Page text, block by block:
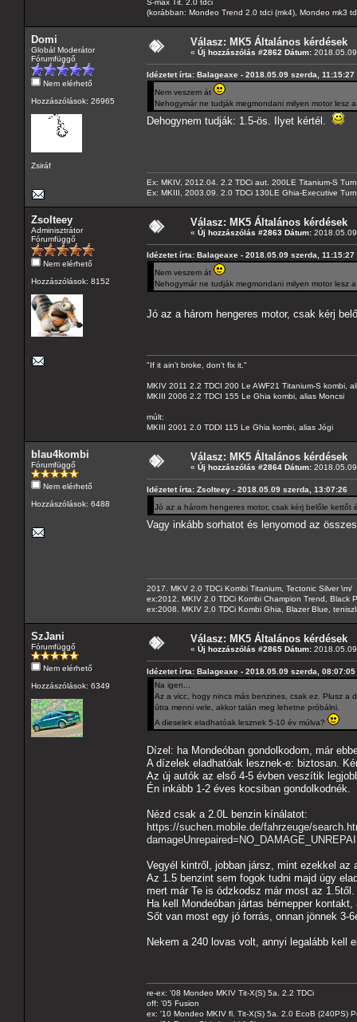
S-max Tit. 2.0 tdci
(korábban: Mondeo Trend 2.0 tdci (mk4), Mondeo mk3
Domi
Globál Moderátor
Fórumfüggő
Nem elérhető
Hozzászólások: 26965
Zsiráf
Válasz: MK5 Általános kérdések
« Új hozzászólás #2862 Dátum:
Idézetet írta: Balageaxe - 2018.05.09 szerda, 11:15:27
Nem veszem át
Nehogymár ne tudják megmondani milyen motor lesz
Dehogynem tudják: 1.5-ös. Ilyet kértél.
Ex: MKIV, 2012.04. 2.2 TDCi aut. 200LE Titanium-S
Ex: MKIII, 2003.09. 2.0 TDCi 130LE Ghia-Executive
Zsolteey
Adminisztrátor
Fórumfüggő
Nem elérhető
Hozzászólások: 8152
Válasz: MK5 Általános kérdések
« Új hozzászólás #2863 Dátum:
Idézetet írta: Balageaxe - 2018.05.09 szerda, 11:15:27
Nem veszem át
Nehogymár ne tudják megmondani milyen motor lesz
Jó az a három hengeres motor, csak kérj
"If it ain't broke, don't fix it."
MKIV 2011 2.2 TDCI 200 Le AWF21 Titanium-S kombi,
MKIII 2006 2.2 TDCI 155 Le Ghia kombi, alias Moncsi
múlt:
MKIII 2001 2.0 TDDI 115 Le Ghia kombi, alias Jógi
blau4kombi
Fórumfüggő
Nem elérhető
Hozzászólások: 6488
Válasz: MK5 Általános kérdések
« Új hozzászólás #2864 Dátum:
Idézetet írta: Zsolteey - 2018.05.09 szerda, 13:07:26
Jó az a három hengeres motor, csak kérj belőle kettőt
Vagy inkább sorhatot és lenyomod az
2017. MKV 2.0 TDCi Kombi Titanium, Tectonic Silver \m/
ex:2012. MKIV 2.0 TDCi Kombi Champion Trend, Black
ex:2008. MKIV 2.0 TDCi Kombi Ghia, Blazer Blue,
SzJani
Fórumfüggő
Nem elérhető
Hozzászólások: 6349
Válasz: MK5 Általános kérdések
« Új hozzászólás #2865 Dátum:
Idézetet írta: Balageaxe - 2018.05.09 szerda, 08:07:05
Na igen...
Az a vicc, hogy nincs más benzines, csak ez. Plusz a
útra menni vele, akkor talán meg lehetne próbálni.
A dieselek eladhatóak lesznek 5-10 év múlva?
Dízel: ha Mondeóban gondolkodom, már
A dízelek eladhatóak lesznek-e: biztosan.
Az új autók az első 4-5 évben veszítik
Én inkább 1-2 éves kocsiban gondolkodnék.
Nézd csak a 2.0L benzin kínálatot:
https://suchen.mobile.de/fahrzeuge/
Vegyél kintről, jobban jársz, mint ezekkel
Az 1.5 benzint sem fogok tudni majd úgy
mert már Te is ódzkodsz már most az
Ha kell Mondeóban jártas bérnepper
Sőt van most egy jó forrás, onnan jönnek 3-
Nekem a 240 lovas volt, annyi legalább kell
re-ex: '08 Mondeo MKIV Tit-X(S) 5a. 2.2 TDCi
off: '05 Fusion
ex: '10 Mondeo MKIV fl. Tit-X(S) 5a. 2.0 EcoB (240PS)